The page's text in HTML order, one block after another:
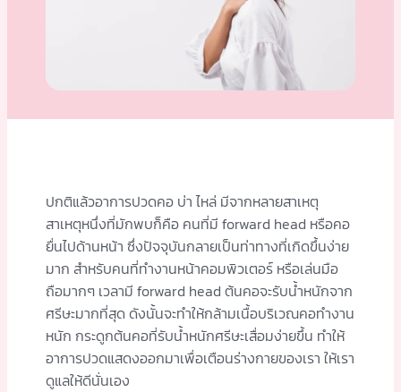
ปกติแล้วอาการปวดคอ บ่า ไหล่ มีจากหลายสาเหตุ
สาเหตุหนึ่งที่มักพบก็คือ คนที่มี forward head หรือคอ
ยื่นไปด้านหน้า ซึ่งปัจจุบันกลายเป็นท่าทางที่เกิดขึ้นง่าย
มาก สำหรับคนที่ทำงานหน้าคอมพิวเตอร์ หรือเล่นมือ
ถือมากๆ เวลามี forward head ต้นคอจะรับน้ำหนักจาก
ศรีษะมากที่สุด ดังนั้นจะทำให้กล้ามเนื้อบริเวณคอทำงาน
หนัก กระดูกต้นคอที่รับน้ำหนักศรีษะเสื่อมง่ายขึ้น ทำให้
อาการปวดแสดงออกมาเพื่อเตือนร่างกายของเรา ให้เรา
ดูแลให้ดีนั่นเอง